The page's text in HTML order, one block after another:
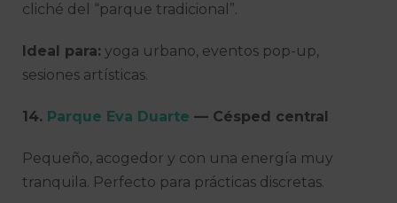
cliché del “parque tradicional”.
Ideal para: yoga urbano, eventos pop-up,
sesiones artísticas.
14. Parque Eva Duarte — Césped central
Pequeño, acogedor y con una energía muy
tranquila. Perfecto para prácticas discretas.